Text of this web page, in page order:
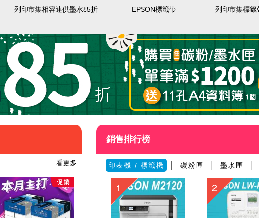
列印市集相容連供墨水85折 EPSON標籤帶 列印市集標籤
看更多
銷售排行榜
印表機 / 標籤機 碳粉匣 墨水匣
1 2